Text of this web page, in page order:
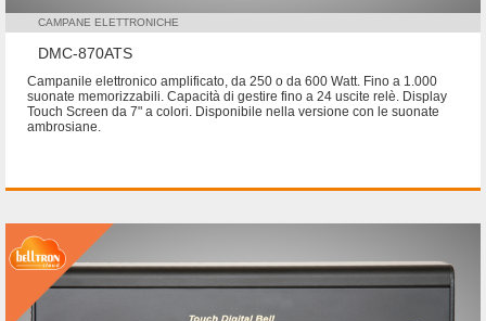
CAMPANE ELETTRONICHE
DMC-870ATS
Campanile elettronico amplificato, da 250 o da 600 Watt. Fino a 1.000
suonate memorizzabili. Capacità di gestire fino a 24 uscite relè. Display
Touch Screen da 7" a colori. Disponibile nella versione con le suonate
ambrosiane.